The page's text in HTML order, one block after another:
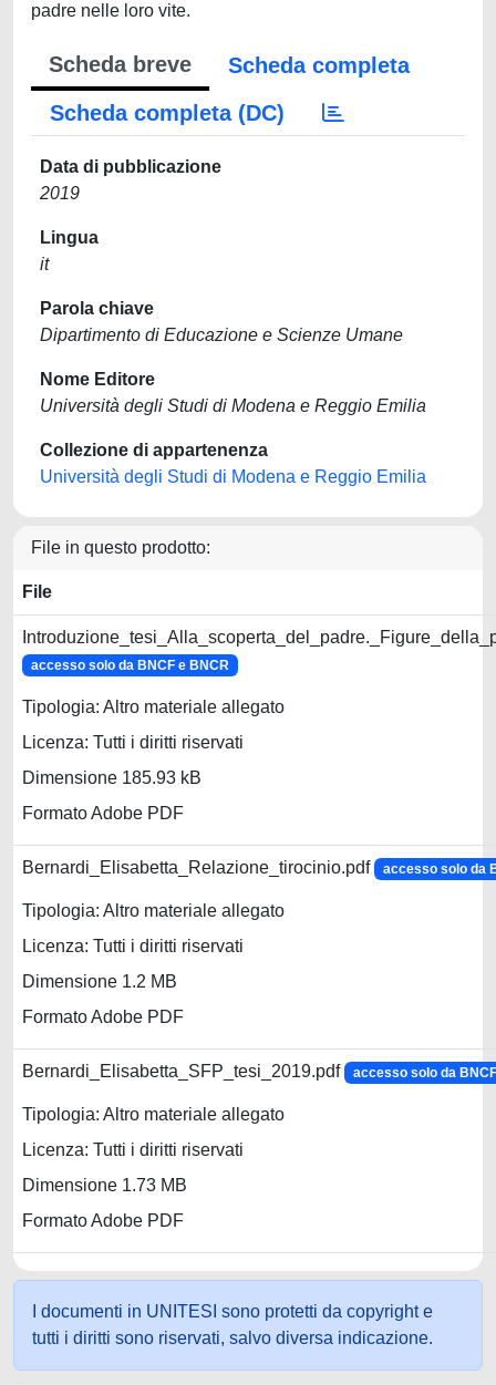
padre nelle loro vite.
Scheda breve
Scheda completa
Scheda completa (DC)
Data di pubblicazione
2019
Lingua
it
Parola chiave
Dipartimento di Educazione e Scienze Umane
Nome Editore
Università degli Studi di Modena e Reggio Emilia
Collezione di appartenenza
Università degli Studi di Modena e Reggio Emilia
File in questo prodotto:
File
accesso solo da BNCF e BNCR
Tipologia: Altro materiale allegato
Licenza: Tutti i diritti riservati
Dimensione 185.93 kB
Formato Adobe PDF
Bernardi_Elisabetta_Relazione_tirocinio.pdf accesso solo da
Tipologia: Altro materiale allegato
Licenza: Tutti i diritti riservati
Dimensione 1.2 MB
Formato Adobe PDF
Bernardi_Elisabetta_SFP_tesi_2019.pdf accesso solo da
Tipologia: Altro materiale allegato
Licenza: Tutti i diritti riservati
Dimensione 1.73 MB
Formato Adobe PDF
I documenti in UNITESI sono protetti da copyright e
tutti i diritti sono riservati, salvo diversa indicazione.